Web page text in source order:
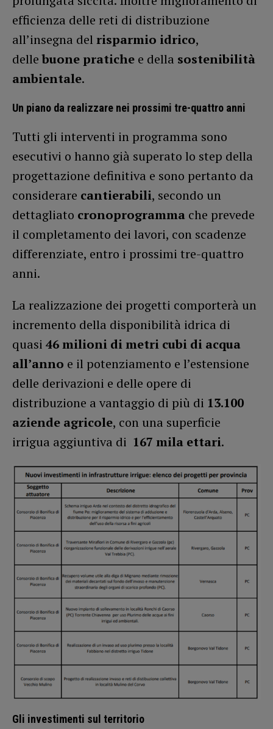
efficienza delle reti di distribuzione
all’insegna del risparmio idrico,
dellebuone pratiche e della sostenibilità
ambientale.
Un piano da realizzare nei prossimi tre-quattro anni
Tutti gli interventi in programma sono
esecutivi o hanno già superato lo step della
progettazione definitiva e sono pertanto da
considerare cantierabili, secondo un
dettagliato cronoprogramma che prevede
il completamento dei lavori, con scadenze
differenziate, entro i prossimi tre-quattro
anni.
La realizzazione dei progetti comporterà un
incremento della disponibilità idrica di
quasi 46 milioni di metri cubi di acqua
all’anno e il potenziamento e l’estensione
delle derivazioni e delle opere di
distribuzione a vantaggio di più di 13.100
aziende agricole, con una superficie
irrigua aggiuntiva di 167 mila ettari.
Gli investimenti sul territorio